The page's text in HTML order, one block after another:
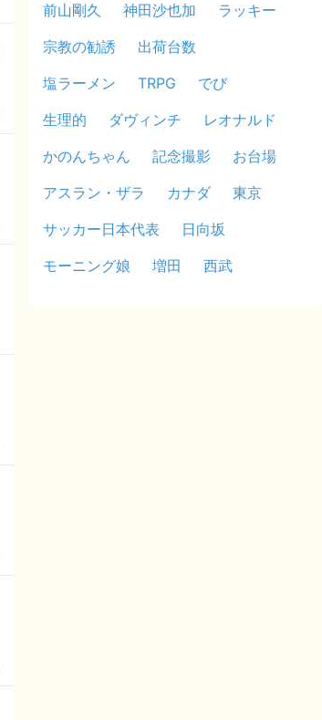
前山剛久
神田沙也加
ラッキー
宗教の勧誘
出荷台数
塩ラーメン
TRPG
でび
生理的
ダヴィンチ
レオナルド
かのんちゃん
記念撮影
お台場
アスラン・ザラ
カナダ
東京
サッカー日本代表
日向坂
モーニング娘
増田 西武